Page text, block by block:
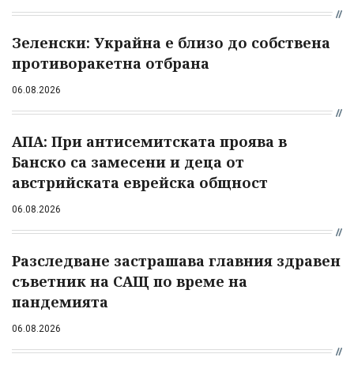
Зеленски: Украйна е близо до собствена
противоракетна отбрана
06.08.2026
АПА: При антисемитската проява в
Банско са замесени и деца от
австрийската еврейска общност
06.08.2026
Разследване застрашава главния здравен
съветник на САЩ по време на
пандемията
06.08.2026